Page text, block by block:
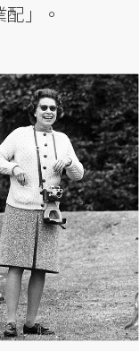
」。